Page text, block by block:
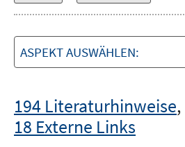
ASPEKT AUSWÄHLEN:
194 Literaturhinweise,
18 Externe Links